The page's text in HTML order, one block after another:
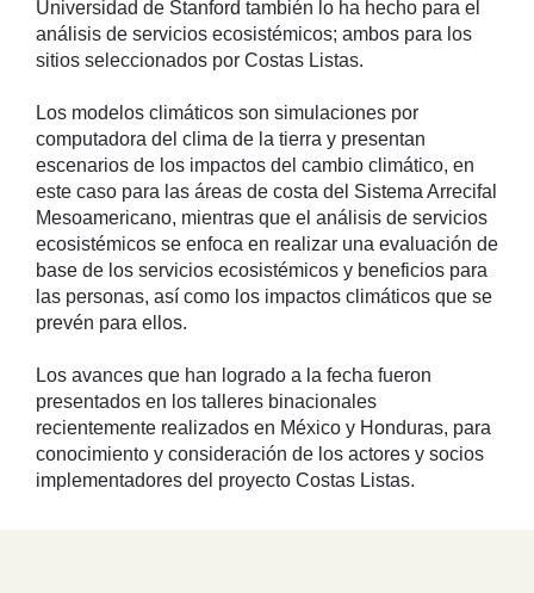
Universidad de Stanford también lo ha hecho para el
análisis de servicios ecosistémicos; ambos para los
sitios seleccionados por Costas Listas.
Los modelos climáticos son simulaciones por
computadora del clima de la tierra y presentan
escenarios de los impactos del cambio climático, en
este caso para las áreas de costa del Sistema Arrecifal
Mesoamericano, mientras que el análisis de servicios
ecosistémicos se enfoca en realizar una evaluación de
base de los servicios ecosistémicos y beneficios para
las personas, así como los impactos climáticos que se
prevén para ellos.
Los avances que han logrado a la fecha fueron
presentados en los talleres binacionales
recientemente realizados en México y Honduras, para
conocimiento y consideración de los actores y socios
implementadores del proyecto Costas Listas.